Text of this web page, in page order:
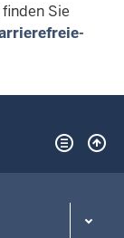
finden Sie